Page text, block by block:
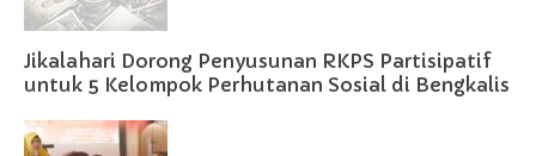
Jikalahari Dorong Penyusunan RKPS Partisipatif
untuk 5 Kelompok Perhutanan Sosial di Bengkalis